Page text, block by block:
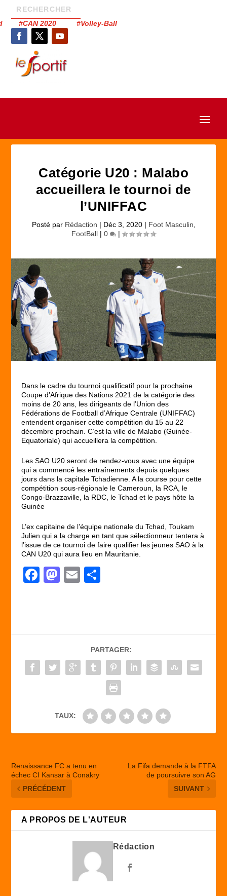
#CAN 2020 #Volley-Ball
Catégorie U20 : Malabo
accueillera le tournoi de
l’UNIFFAC
Posté par Rédaction | Déc 3, 2020| Foot Masculin
FootBall | 0 |
Dans le cadre du tournoi qualificatif pour la prochaine
Coupe d’Afrique des Nations 2021 de la catégorie des
moins de 20 ans, les dirigeants de l’Union des
Fédérations de Football d’Afrique Centrale (UNIFFAC)
entendent organiser cette compétition du 15 au 22
décembre prochain. C’est la ville de Malabo (Guinée-
Equatoriale) qui accueillera la compétition.
Les SAO U20 seront de rendez-vous avec une équipe
qui a commencé les entraînements depuis quelques
jours dans la capitale Tchadienne. A la course pour cette
compétition sous-régionale le Cameroun, la RCA, le
Congo-Brazzaville, la RDC, le Tchad et le pays hôte la
Guinée
L’ex capitaine de l’équipe nationale du Tchad, Toukam
Julien qui a la charge en tant que sélectionneur tentera à
l’issue de ce tournoi de faire qualifier les jeunes SAO à la
CAN U20 qui aura lieu en Mauritanie.
F
b
o
o
M
d
o
n
E
er
PARTAGER:
TAUX:
Renaissance FC a tenu en
échec CI Kansar à Conakry
PRÉCÉDENT
La Fifa demande à la FTFA
de poursuivre son AG
SUIVANT
A PROPOS DE L'AUTEUR
Rédaction